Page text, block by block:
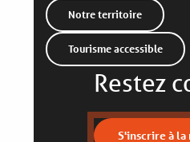
Notre territoire
Tourisme accessible
Restez
S'inscrire à